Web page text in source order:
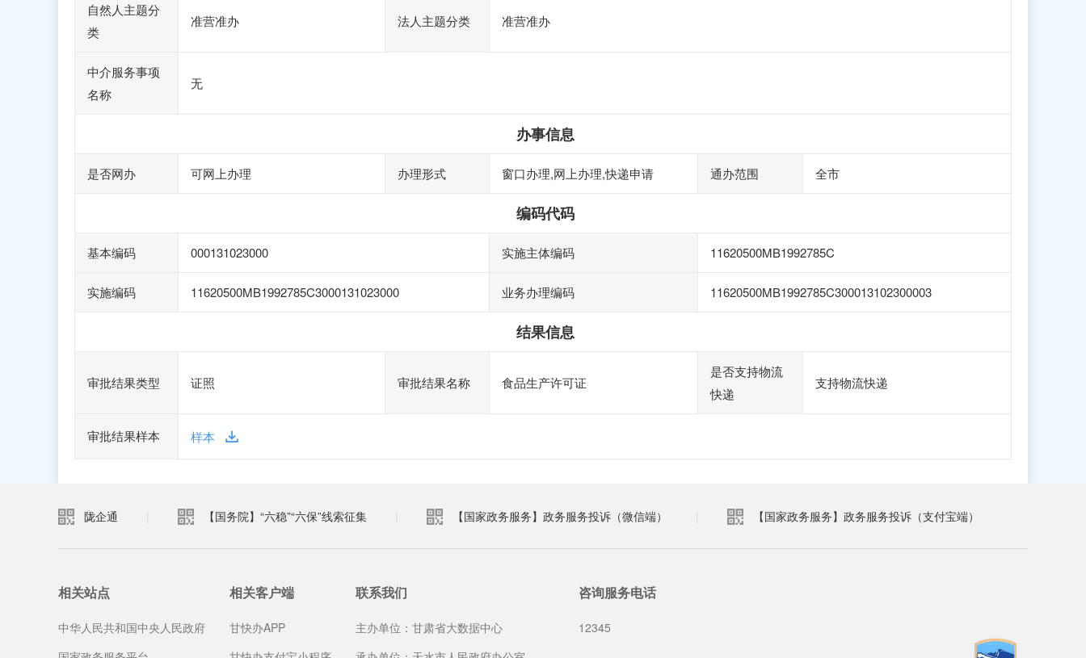
自然人主题分
类
准营准办 法人主题分类 准营准办
中介服务事项
名称
无
办事信息
是否网办 可网上办理 办理形式 窗口办理,网上办理,快递申请 通办范围 全市
编码代码
基本编码 000131023000 实施主体编码 11620500MB1992785C
实施编码 11620500MB1992785C3000131023000 业务办理编码 11620500MB1992785C300013102300003
结果信息
审批结果类型 证照 审批结果名称 食品生产许可证
是否支持物流
快递
支持物流快递
审批结果样本 样本
陇企通 【国务院】“六稳”“六保”线索征集 【国家政务服务】政务服务投诉（微信端） 【国家政务服务】政务服务投诉（支付宝端）
相关站点
中华人民共和国中央人民政府
相关客户端
甘快办APP
联系我们
主办单位：甘肃省大数据中心
咨询服务电话
12345